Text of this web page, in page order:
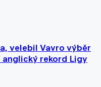
velebil Vavro výběr
anglický rekord Ligy